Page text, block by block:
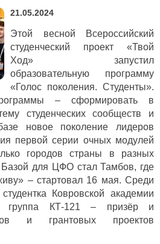
21.05.2024
Этой весной Всероссийский
студенческий проект «Твой
Ход» запустил
образовательную программу
«Голос поколения. Студенты».
– сформировать в
студенческих сообществ и
новое поколение лидеров
первой серии очных модулей
городов страны в разных
для ЦФО стал Тамбов, где
– стартовал 16 мая. Среди
Ковровской академии
группа КТ-121 – призёр и
и грантовых проектов